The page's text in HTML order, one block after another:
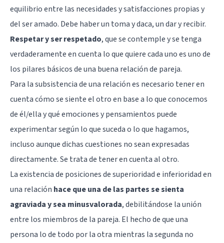
equilibrio entre las necesidades y satisfacciones propias y
del ser amado. Debe haber un toma y daca, un dar y recibir.
Respetar y ser respetado, que se contemple y se tenga
verdaderamente en cuenta lo que quiere cada uno es uno de
los pilares básicos de una buena relación de pareja.
Para la subsistencia de una relación es necesario tener en
cuenta cómo se siente el otro en base a lo que conocemos
de él/ella y qué emociones y pensamientos puede
experimentar según lo que suceda o lo que hagamos,
incluso aunque dichas cuestiones no sean expresadas
directamente. Se trata de tener en cuenta al otro.
La existencia de posiciones de superioridad e inferioridad en
una relación hace que una de las partes se sienta
agraviada y sea minusvalorada, debilitándose la unión
entre los miembros de la pareja. El hecho de que una
persona lo de todo por la otra mientras la segunda no